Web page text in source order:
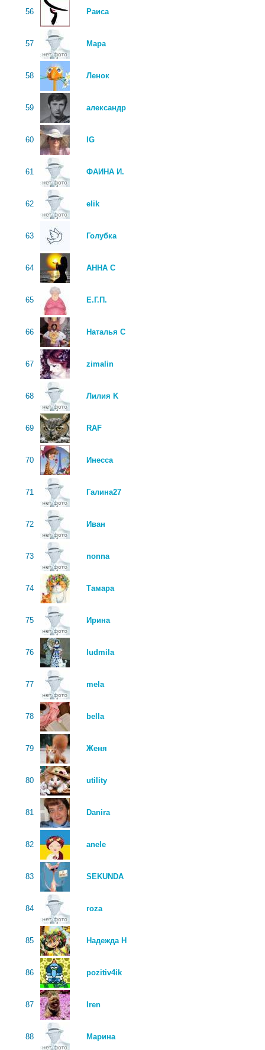
56 Раиса
57 Мара
58 Ленок
59 александр
60 IG
61 ФАИНА И.
62 elik
63 Голубка
64 АННА С
65 Е.Г.П.
66 Наталья С
67 zimalin
68 Лилия K
69 RAF
70 Инесса
71 Галина27
72 Иван
73 nonna
74 Тамара
75 Ирина
76 ludmila
77 mela
78 bella
79 Женя
80 utility
81 Danira
82 anele
83 SEKUNDA
84 roza
85 Надежда Н
86 pozitiv4ik
87 Iren
88 Марина